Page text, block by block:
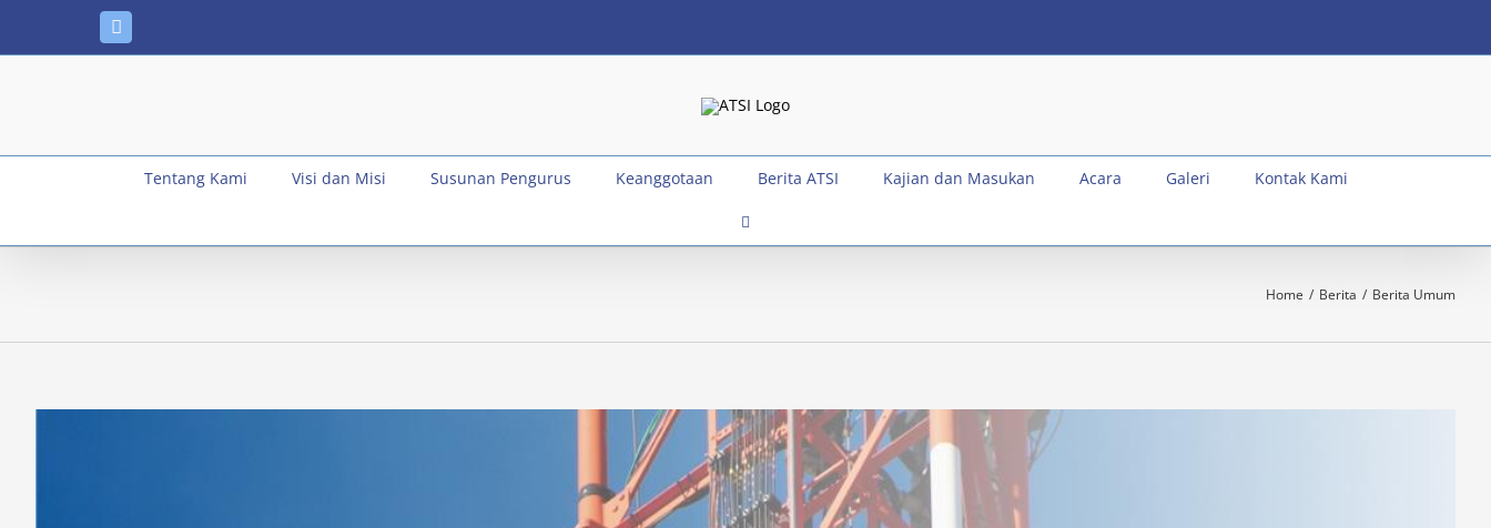
Instagram
Tentang Kami Visi dan Misi Susunan Pengurus Keanggotaan Berita ATSI Kajian dan Masukan Acara Galeri Kontak Kami
Home Berita Berita Umum